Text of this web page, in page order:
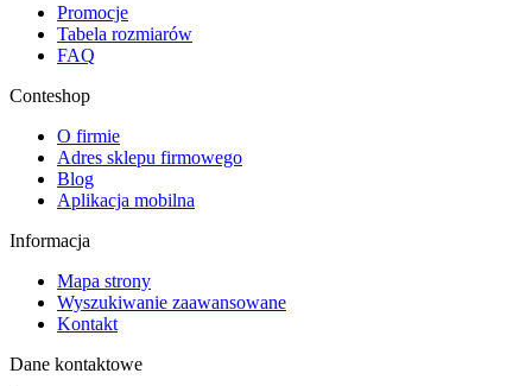
Promocje
Tabela rozmiarów
FAQ
Conteshop
O firmie
Adres sklepu firmowego
Blog
Aplikacja mobilna
Informacja
Mapa strony
Wyszukiwanie zaawansowane
Kontakt
Dane kontaktowe